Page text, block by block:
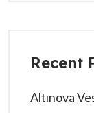
Recent
Altınova